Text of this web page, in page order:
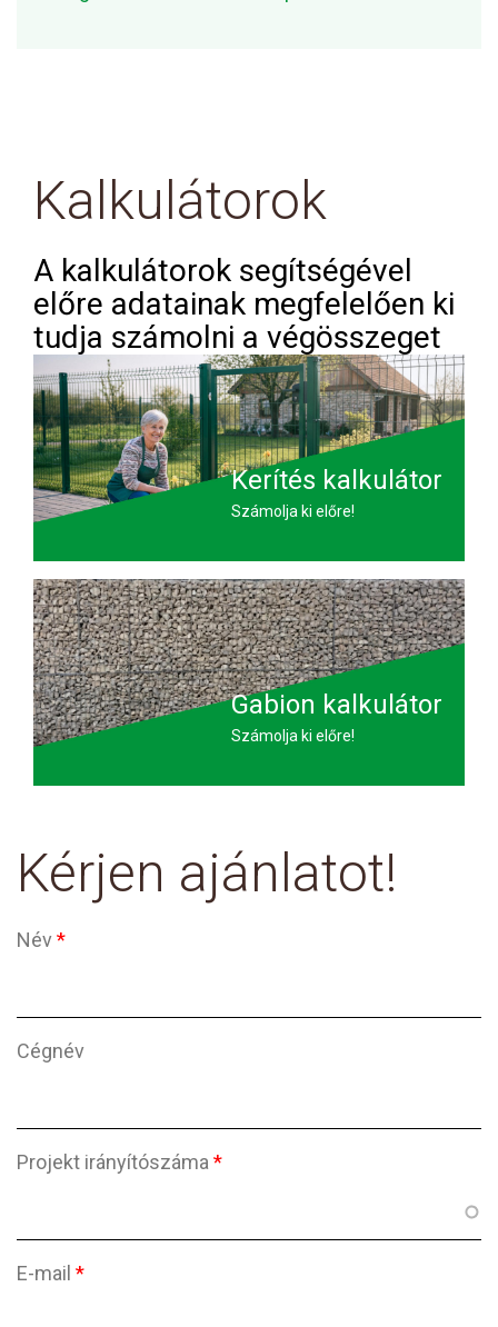
Kalkulátorok
A kalkulátorok segítségével
előre adatainak megfelelően ki
tudja számolni a végösszeget
Kerítés kalkulátor
Számolja ki előre!
Gabion kalkulátor
Számolja ki előre!
Kérjen ajánlatot!
Név*
Cégnév
Projekt irányítószáma *
E-mail *